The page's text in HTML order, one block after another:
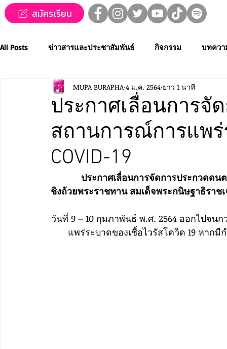
สมัครเรียน
All Posts ข่าวสารและประชาสัมพันธ์ กิจกรรม บทควา
ข่าวทุนการศึกษา MUPA ชวนชม👀🍿 MUPA On
Western Music Applied Performing Art Creative Thai
การประกวดขับร้องเพลงไทยลูกทุ่ง
ประกาศเลื่อนการจั
สถานการณ์การแพร่
COVID-19
MUPA BURAPHA 4 ม.ค. 2564 ยาว 1 นาที
ประกาศเลื่อนการจัดการประกวดด
ชิงถ้วยพระราชทาน สมเด็จพระกนิษฐาธิรา
วันที่ 9 – 10 กุมภาพันธ์ พ.ศ. 2564 ออกไปจ
แพร่ระบาดของเชื้อไวรัสโควิด 19 หาก